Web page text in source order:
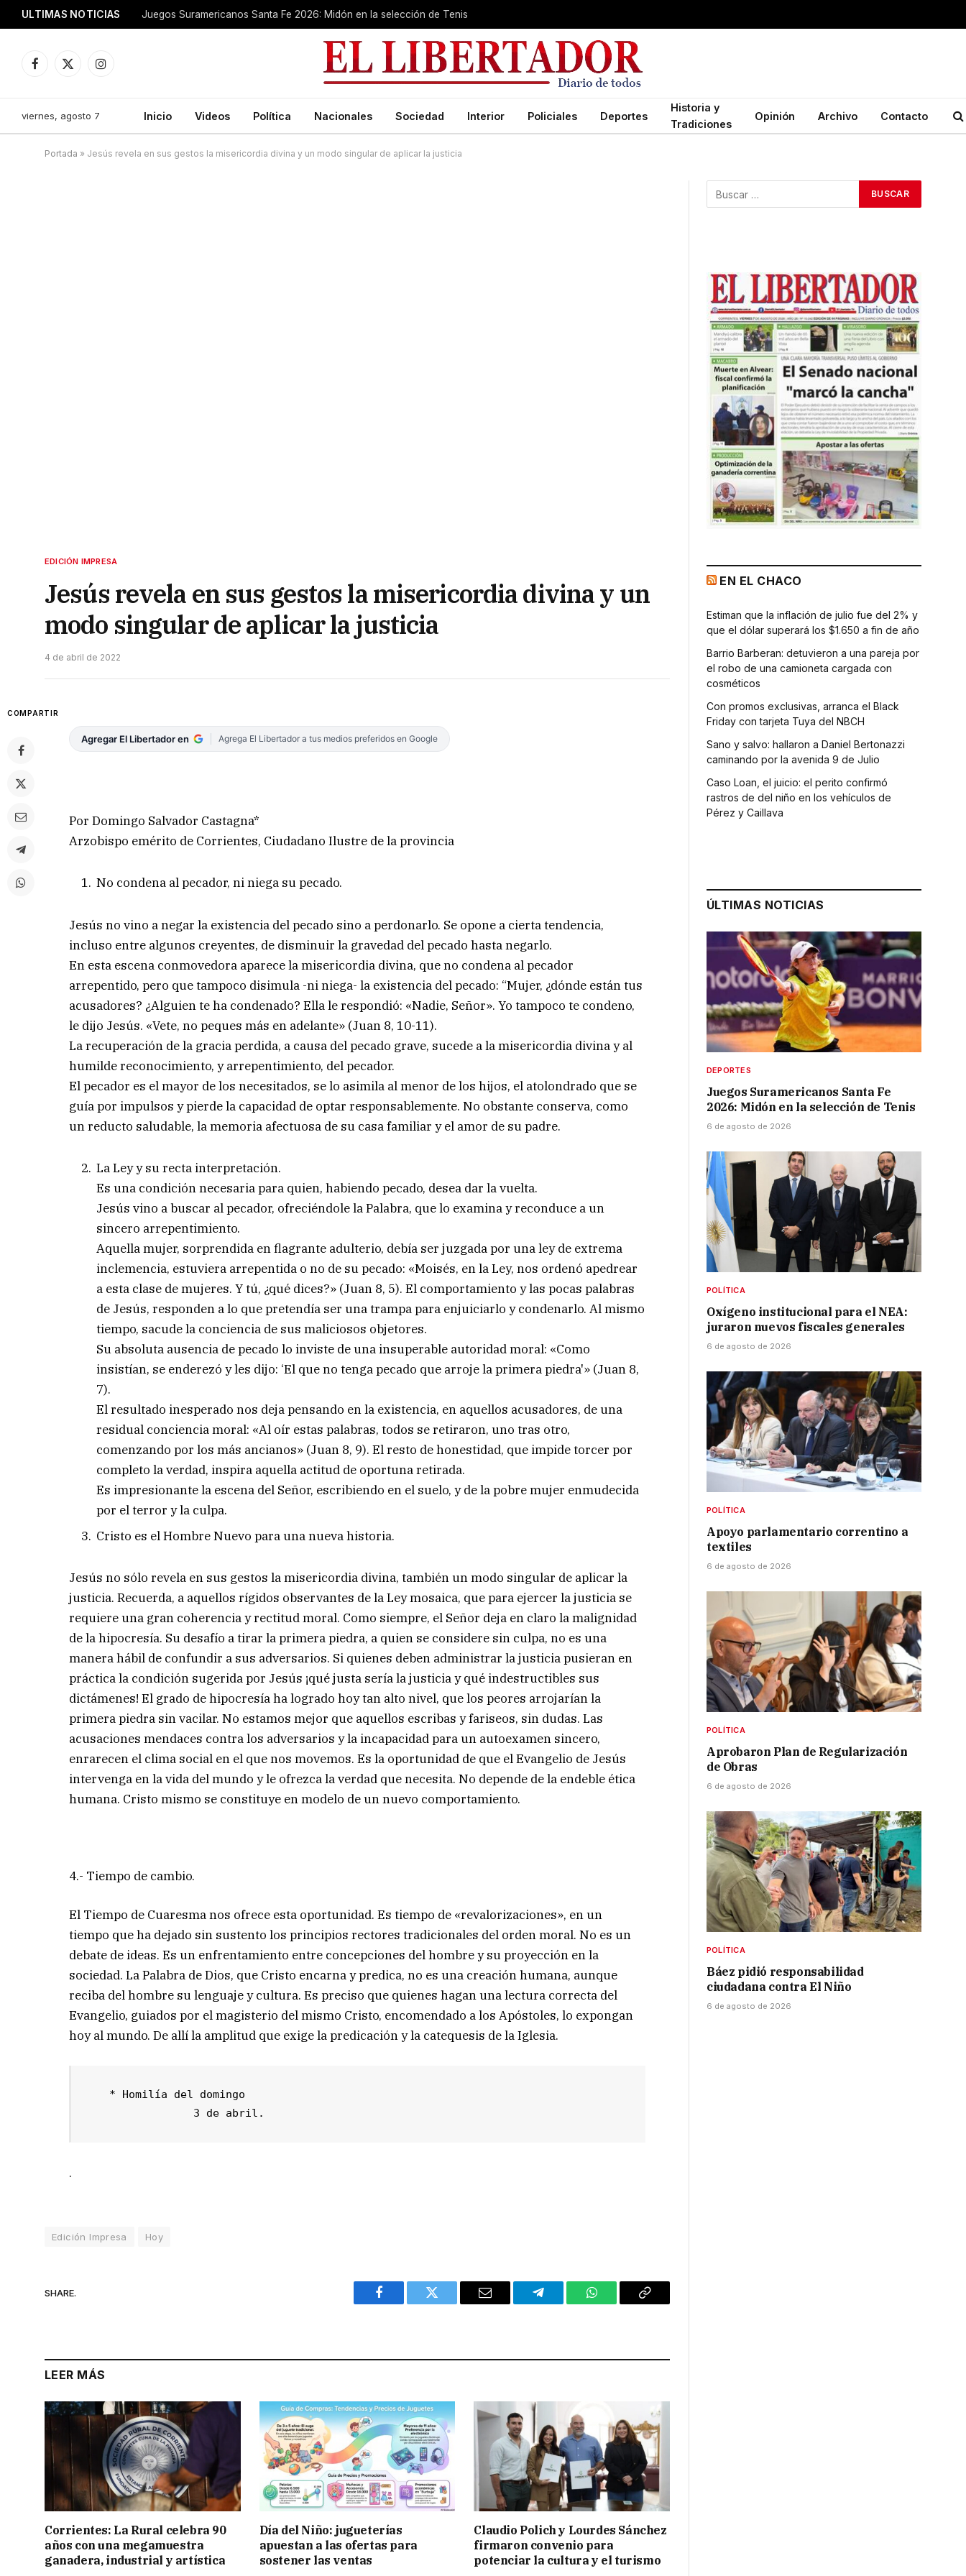
ULTIMAS NOTICIAS Juegos Suramericanos Santa Fe 2026: Midón en la selección de Tenis
Facebook
X
Instagram
viernes, agosto 7 Inicio Videos Política Nacionales Sociedad Interior Policiales Deportes
Historia y
Tradiciones
Opinión Archivo Contacto
Portada » Jesús revela en sus gestos la misericordia divina y un modo singular de aplicar la justicia
EDICIÓN IMPRESA
Jesús revela en sus gestos la misericordia divina y un
modo singular de aplicar la justicia
4 de abril de 2022
COMPARTIR
Agregar El Libertador en Agrega El Libertador a tus medios preferidos en Google
Por Domingo Salvador Castagna*
Arzobispo emérito de Corrientes, Ciudadano Ilustre de la provincia
No condena al pecador, ni niega su pecado.
Jesús no vino a negar la existencia del pecado sino a perdonarlo. Se opone a cierta tendencia,
incluso entre algunos creyentes, de disminuir la gravedad del pecado hasta negarlo.
En esta escena conmovedora aparece la misericordia divina, que no condena al pecador
arrepentido, pero que tampoco disimula -ni niega- la existencia del pecado: “Mujer, ¿dónde están tus
acusadores? ¿Alguien te ha condenado? Ella le respondió: «Nadie, Señor». Yo tampoco te condeno,
le dijo Jesús. «Vete, no peques más en adelante» (Juan 8, 10-11).
La recuperación de la gracia perdida, a causa del pecado grave, sucede a la misericordia divina y al
humilde reconocimiento, y arrepentimiento, del pecador.
El pecador es el mayor de los necesitados, se lo asimila al menor de los hijos, el atolondrado que se
guía por impulsos y pierde la capacidad de optar responsablemente. No obstante conserva, como
un reducto saludable, la memoria afectuosa de su casa familiar y el amor de su padre.
La Ley y su recta interpretación.
Es una condición necesaria para quien, habiendo pecado, desea dar la vuelta.
Jesús vino a buscar al pecador, ofreciéndole la Palabra, que lo examina y reconduce a un
sincero arrepentimiento.
Aquella mujer, sorprendida en flagrante adulterio, debía ser juzgada por una ley de extrema
inclemencia, estuviera arrepentida o no de su pecado: «Moisés, en la Ley, nos ordenó apedrear
a esta clase de mujeres. Y tú, ¿qué dices?» (Juan 8, 5). El comportamiento y las pocas palabras
de Jesús, responden a lo que pretendía ser una trampa para enjuiciarlo y condenarlo. Al mismo
tiempo, sacude la conciencia de sus maliciosos objetores.
Su absoluta ausencia de pecado lo inviste de una insuperable autoridad moral: «Como
insistían, se enderezó y les dijo: ‘El que no tenga pecado que arroje la primera piedra'» (Juan 8,
7).
El resultado inesperado nos deja pensando en la existencia, en aquellos acusadores, de una
residual conciencia moral: «Al oír estas palabras, todos se retiraron, uno tras otro,
comenzando por los más ancianos» (Juan 8, 9). El resto de honestidad, que impide torcer por
completo la verdad, inspira aquella actitud de oportuna retirada.
Es impresionante la escena del Señor, escribiendo en el suelo, y de la pobre mujer enmudecida
por el terror y la culpa.
Cristo es el Hombre Nuevo para una nueva historia.
Jesús no sólo revela en sus gestos la misericordia divina, también un modo singular de aplicar la
justicia. Recuerda, a aquellos rígidos observantes de la Ley mosaica, que para ejercer la justicia se
requiere una gran coherencia y rectitud moral. Como siempre, el Señor deja en claro la malignidad
de la hipocresía. Su desafío a tirar la primera piedra, a quien se considere sin culpa, no es una
manera hábil de confundir a sus adversarios. Si quienes deben administrar la justicia pusieran en
práctica la condición sugerida por Jesús ¡qué justa sería la justicia y qué indestructibles sus
dictámenes! El grado de hipocresía ha logrado hoy tan alto nivel, que los peores arrojarían la
primera piedra sin vacilar. No estamos mejor que aquellos escribas y fariseos, sin dudas. Las
acusaciones mendaces contra los adversarios y la incapacidad para un autoexamen sincero,
enrarecen el clima social en el que nos movemos. Es la oportunidad de que el Evangelio de Jesús
intervenga en la vida del mundo y le ofrezca la verdad que necesita. No depende de la endeble ética
humana. Cristo mismo se constituye en modelo de un nuevo comportamiento.
4.- Tiempo de cambio.
El Tiempo de Cuaresma nos ofrece esta oportunidad. Es tiempo de «revalorizaciones», en un
tiempo que ha dejado sin sustento los principios rectores tradicionales del orden moral. No es un
debate de ideas. Es un enfrentamiento entre concepciones del hombre y su proyección en la
sociedad. La Palabra de Dios, que Cristo encarna y predica, no es una creación humana, aunque
reciba del hombre su lenguaje y cultura. Es preciso que quienes hagan una lectura correcta del
Evangelio, guiados por el magisterio del mismo Cristo, encomendado a los Apóstoles, lo expongan
hoy al mundo. De allí la amplitud que exige la predicación y la catequesis de la Iglesia.
                3 de abril.
.
Edición Impresa Hoy
SHARE.
Facebook Twitter Email Telegram WhatsAppCopy
LEER MÁS
Corrientes: La Rural celebra 90
años con una megamuestra
ganadera, industrial y artística
Día del Niño: jugueterías
apuestan a las ofertas para
sostener las ventas
Claudio Polich y Lourdes Sánchez
firmaron convenio para
potenciar la cultura y el turismo
EN EL CHACO
Estiman que la inflación de julio fue del 2% y
que el dólar superará los $1.650 a fin de año
Barrio Barberan: detuvieron a una pareja por
el robo de una camioneta cargada con
cosméticos
Con promos exclusivas, arranca el Black
Friday con tarjeta Tuya del NBCH
Sano y salvo: hallaron a Daniel Bertonazzi
caminando por la avenida 9 de Julio
Caso Loan, el juicio: el perito confirmó
rastros de del niño en los vehículos de
Pérez y Caillava
ÚLTIMAS NOTICIAS
DEPORTES
Juegos Suramericanos Santa Fe
2026: Midón en la selección de Tenis
6 de agosto de 2026
POLÍTICA
Oxígeno institucional para el NEA:
juraron nuevos fiscales generales
6 de agosto de 2026
POLÍTICA
Apoyo parlamentario correntino a
textiles
6 de agosto de 2026
POLÍTICA
Aprobaron Plan de Regularización
de Obras
6 de agosto de 2026
POLÍTICA
Báez pidió responsabilidad
ciudadana contra El Niño
6 de agosto de 2026